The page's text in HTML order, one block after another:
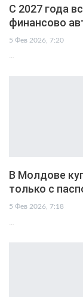
С 2027 года
финансово
5 Фев 2026, 7:20
…
В Молдове
только с
5 Фев 2026, 7:18